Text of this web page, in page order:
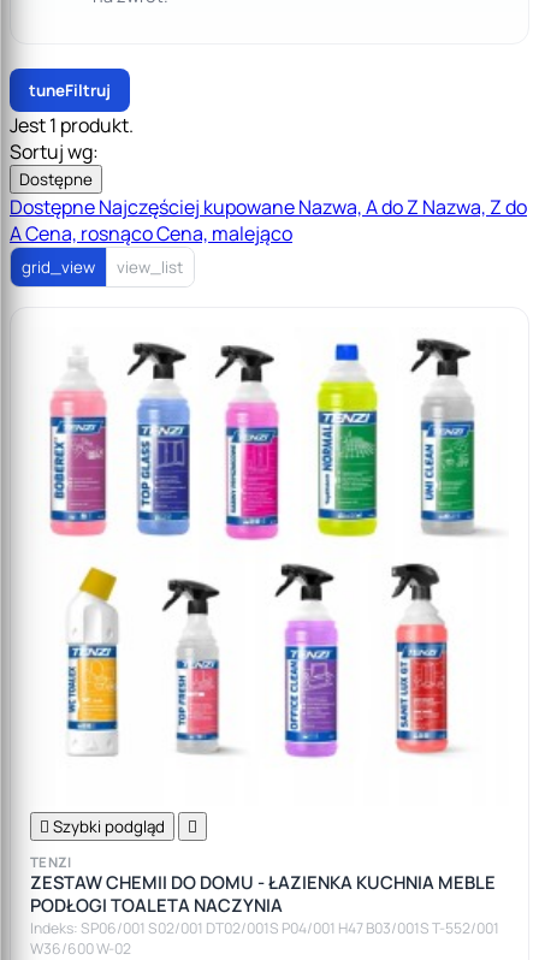
tuneFiltruj
Jest 1 produkt.
Sortuj wg:
Dostępne
DostępneNajczęściej kupowaneNazwa, A do Z Nazwa, Z do
ACena, rosnącoCena, malejąco
grid_view view_list
 Szybki podgląd 
TENZI
ZESTAW CHEMII DO DOMU - ŁAZIENKA KUCHNIA MEBLE
PODŁOGI TOALETA NACZYNIA
Indeks: SP06/001 S02/001 DT02/001S P04/001 H47 B03/001S T-552/001
W36/600 W-02